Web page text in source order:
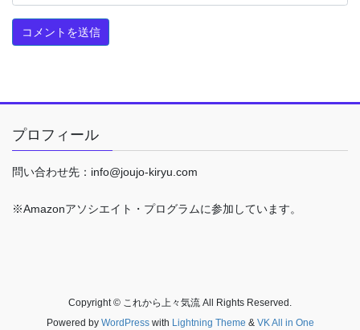
プロフィール
問い合わせ先：info@joujo-kiryu.com
※Amazonアソシエイト・プログラムに参加しています。
Copyright © これから上々気流 All Rights Reserved.
Powered by WordPresswith Lightning Theme & VK All in One